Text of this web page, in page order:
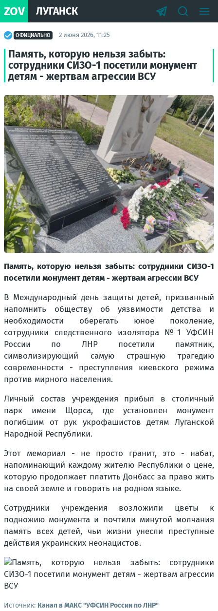
ZOV ЛУГАНСК
ОФИЦИАЛЬНО 2 июня 2026, 11:25
Память, которую нельзя забыть:
сотрудники СИЗО-1 посетили монумент
детям - жертвам агрессии ВСУ
Память, которую нельзя забыть: сотрудники СИЗО-1
посетили монумент детям - жертвам агрессии ВСУ
В Международный день защиты детей, призванный
напомнить обществу об уязвимости детства и
необходимости оберегать юное поколение,
сотрудники следственного изолятора №1 УФСИН
России по ЛНР посетили памятник,
символизирующий самую страшную трагедию
современности - преступления киевского режима
против мирного населения.
Личный состав учреждения прибыл в столичный
парк имени Щорса, где установлен монумент
погибшим от рук укрофашистов детям Луганской
Народной Республики.
Этот мемориал - не просто гранит, это - набат,
напоминающий каждому жителю Республики о цене,
которую продолжает платить Донбасс за право жить
на своей земле и говорить на родном языке.
Сотрудники учреждения возложили цветы к
подножию монумента и почтили минутой молчания
память всех детей, чьи жизни унесли преступные
действия украинских неонацистов.
Источник: Канал в МАКС "УФСИН России по ЛНР"